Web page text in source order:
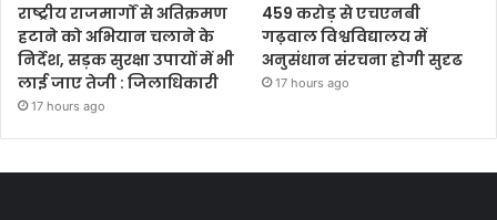
राष्ट्रीय राजमार्गों से अतिक्रमण
हटाने को अभियान चलाने के
निर्देश, सड़क सुरक्षा उपायों में भी
लाई जाए तेजी : जिलाधिकारी
17 hours ago
459 करोड़ से एचएनबी
गढ़वाल विश्वविद्यालय में
अनुसंधान संरचना होगी सुदृढ
17 hours ago